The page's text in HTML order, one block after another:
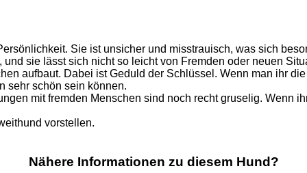
Sie ist unsicher und misstrauisch, was sich
sie lässt sich nicht so leicht von Fremden oder neuen
aufbaut. Dabei ist Geduld der Schlüssel. Wenn man ihr
sehr schön sein können.
mit fremden Menschen sind noch recht gruselig. Wenn
vorstellen.
Nähere Informationen zu diesem Hund?